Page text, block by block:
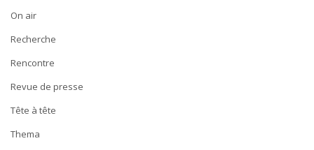
On air
Recherche
Rencontre
Revue de presse
Tête à tête
Thema